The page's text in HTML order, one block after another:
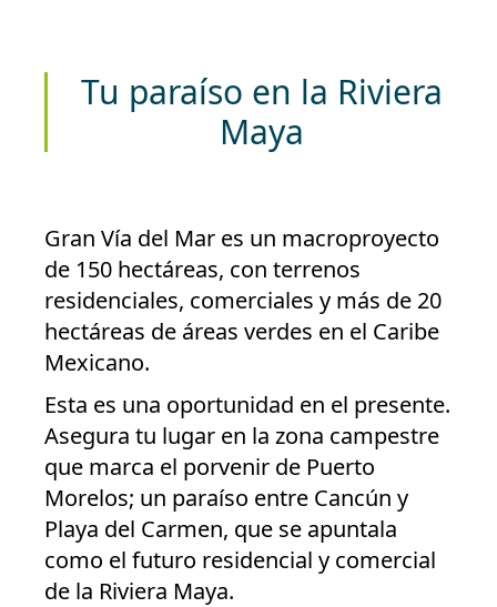
Tu paraíso en la Riviera
Maya
Gran Vía del Mar es un macroproyecto
de 150 hectáreas, con terrenos
residenciales, comerciales y más de 20
hectáreas de áreas verdes en el Caribe
Mexicano.
Esta es una oportunidad en el presente.
Asegura tu lugar en la zona campestre
que marca el porvenir de Puerto
Morelos; un paraíso entre Cancún y
Playa del Carmen, que se apuntala
como el futuro residencial y comercial
de la Riviera Maya.